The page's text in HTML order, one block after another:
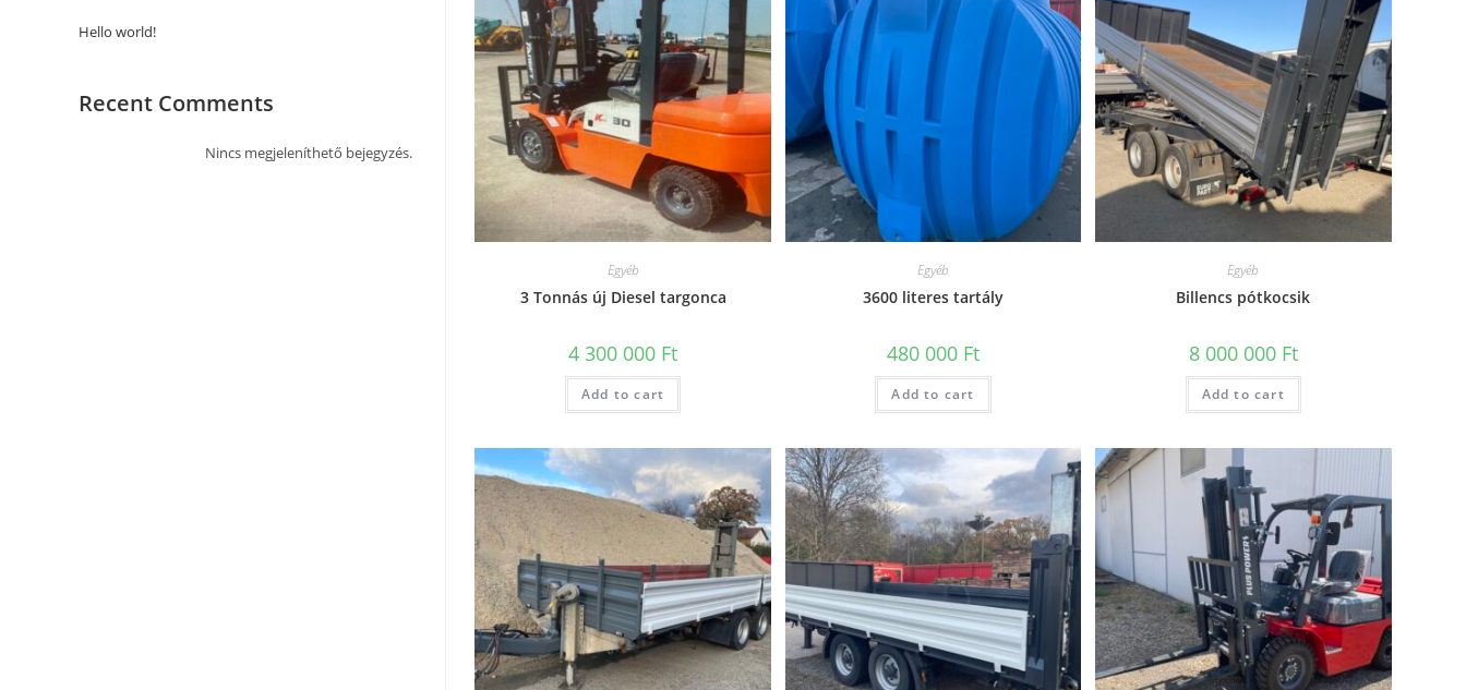
Egyéb
3 Tonnás új Diesel targonca
4 300 000 Ft
Add to cart
Egyéb
3600 literes tartály
480 000 Ft
Add to cart
Egyéb
Billencs pótkocsik
8 000 000 Ft
Add to cart
Hello world!
Recent Comments
Nincs megjeleníthető bejegyzés.